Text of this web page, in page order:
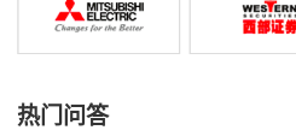
热门问答